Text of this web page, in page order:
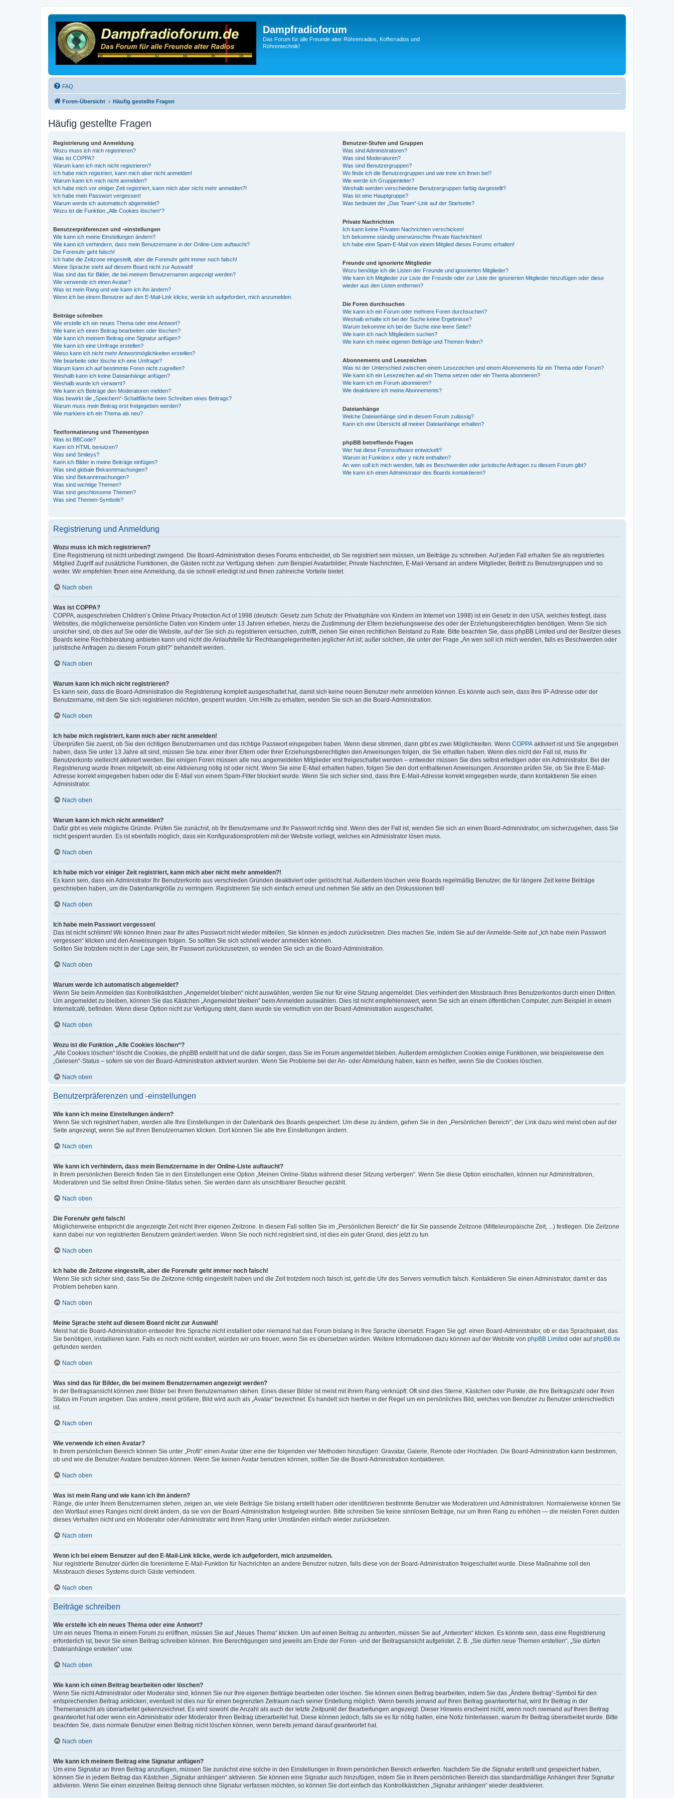
Dampfradioforum
Das Forum für alle Freunde alter Röhrenradios, Kofferradios und
Röhrentechnik!
FAQ
Foren-Übersicht Häufig gestellte Fragen
Häufig gestellte Fragen
Registrierung und Anmeldung
Wozu muss ich mich registrieren?
Was ist COPPA?
Warum kann ich mich nicht registrieren?
Ich habe mich registriert, kann mich aber nicht anmelden!
Warum kann ich mich nicht anmelden?
Ich habe mich vor einiger Zeit registriert, kann mich aber nicht mehr anmelden?!
Ich habe mein Passwort vergessen!
Warum werde ich automatisch abgemeldet?
Wozu ist die Funktion „Alle Cookies löschen“?
Benutzerpräferenzen und -einstellungen
Wie kann ich meine Einstellungen ändern?
Wie kann ich verhindern, dass mein Benutzername in der Online-Liste auftaucht?
Die Forenuhr geht falsch!
Ich habe die Zeitzone eingestellt, aber die Forenuhr geht immer noch falsch!
Meine Sprache steht auf diesem Board nicht zur Auswahl!
Was sind das für Bilder, die bei meinem Benutzernamen angezeigt werden?
Wie verwende ich einen Avatar?
Was ist mein Rang und wie kann ich ihn ändern?
Wenn ich bei einem Benutzer auf den E-Mail-Link klicke, werde ich aufgefordert, mich anzumelden.
Beiträge schreiben
Wie erstelle ich ein neues Thema oder eine Antwort?
Wie kann ich einen Beitrag bearbeiten oder löschen?
Wie kann ich meinem Beitrag eine Signatur anfügen?
Wie kann ich eine Umfrage erstellen?
Wieso kann ich nicht mehr Antwortmöglichkeiten erstellen?
Wie bearbeite oder lösche ich eine Umfrage?
Warum kann ich auf bestimmte Foren nicht zugreifen?
Weshalb kann ich keine Dateianhänge anfügen?
Weshalb wurde ich verwarnt?
Wie kann ich Beiträge den Moderatoren melden?
Was bewirkt die „Speichern“-Schaltfläche beim Schreiben eines Beitrags?
Warum muss mein Beitrag erst freigegeben werden?
Wie markiere ich ein Thema als neu?
Textformatierung und Thementypen
Was ist BBCode?
Kann ich HTML benutzen?
Was sind Smileys?
Kann ich Bilder in meine Beiträge einfügen?
Was sind globale Bekanntmachungen?
Was sind Bekanntmachungen?
Was sind wichtige Themen?
Was sind geschlossene Themen?
Was sind Themen-Symbole?
Benutzer-Stufen und Gruppen
Was sind Administratoren?
Was sind Moderatoren?
Was sind Benutzergruppen?
Wo finde ich die Benutzergruppen und wie trete ich ihnen bei?
Wie werde ich Gruppenleiter?
Weshalb werden verschiedene Benutzergruppen farbig dargestellt?
Was ist eine Hauptgruppe?
Was bedeutet der „Das Team“-Link auf der Startseite?
Private Nachrichten
Ich kann keine Privaten Nachrichten verschicken!
Ich bekomme ständig unerwünschte Private Nachrichten!
Ich habe eine Spam-E-Mail von einem Mitglied dieses Forums erhalten!
Freunde und ignorierte Mitglieder
Wozu benötige ich die Listen der Freunde und ignorierten Mitglieder?
Wie kann ich Mitglieder zur Liste der Freunde oder zur Liste der ignorierten Mitglieder hinzufügen oder diese
wieder aus den Listen entfernen?
Die Foren durchsuchen
Wie kann ich ein Forum oder mehrere Foren durchsuchen?
Weshalb erhalte ich bei der Suche keine Ergebnisse?
Warum bekomme ich bei der Suche eine leere Seite?
Wie kann ich nach Mitgliedern suchen?
Wie kann ich meine eigenen Beiträge und Themen finden?
Abonnements und Lesezeichen
Was ist der Unterschied zwischen einem Lesezeichen und einem Abonnements für ein Thema oder Forum?
Wie kann ich ein Lesezeichen auf ein Thema setzen oder ein Thema abonnieren?
Wie kann ich ein Forum abonnieren?
Wie deaktiviere ich meine Abonnements?
Dateianhänge
Welche Dateianhänge sind in diesem Forum zulässig?
Kann ich eine Übersicht all meiner Dateianhänge erhalten?
phpBB betreffende Fragen
Wer hat diese Forensoftware entwickelt?
Warum ist Funktion x oder y nicht enthalten?
An wen soll ich mich wenden, falls es Beschwerden oder juristische Anfragen zu diesem Forum gibt?
Wie kann ich einen Administrator des Boards kontaktieren?
Registrierung und Anmeldung
Wozu muss ich mich registrieren?
Eine Registrierung ist nicht unbedingt zwingend. Die Board-Administration dieses Forums entscheidet, ob Sie registriert sein müssen, um Beiträge zu schreiben. Auf jeden Fall erhalten Sie als registriertes
Mitglied Zugriff auf zusätzliche Funktionen, die Gästen nicht zur Verfügung stehen: zum Beispiel Avatarbilder, Private Nachrichten, E-Mail-Versand an andere Mitglieder, Beitritt zu Benutzergruppen und so
weiter. Wir empfehlen Ihnen eine Anmeldung, da sie schnell erledigt ist und Ihnen zahlreiche Vorteile bietet.
Nach oben
Was ist COPPA?
COPPA, ausgeschrieben Children’s Online Privacy Protection Act of 1998 (deutsch: Gesetz zum Schutz der Privatsphäre von Kindern im Internet von 1998) ist ein Gesetz in den USA, welches festlegt, dass
Websites, die möglicherweise persönliche Daten von Kindern unter 13 Jahren erheben, hierzu die Zustimmung der Eltern beziehungsweise des oder der Erziehungsberechtigten benötigen. Wenn Sie sich
unsicher sind, ob dies auf Sie oder die Website, auf der Sie sich zu registrieren versuchen, zutrifft, ziehen Sie einen rechtlichen Beistand zu Rate. Bitte beachten Sie, dass phpBB Limited und der Besitzer dieses
Boards keine Rechtsberatung anbieten kann und nicht die Anlaufstelle für Rechtsangelegenheiten jeglicher Art ist; außer solchen, die unter der Frage „An wen soll ich mich wenden, falls es Beschwerden oder
juristische Anfragen zu diesem Forum gibt?“ behandelt werden.
Nach oben
Warum kann ich mich nicht registrieren?
Es kann sein, dass die Board-Administration die Registrierung komplett ausgeschaltet hat, damit sich keine neuen Benutzer mehr anmelden können. Es könnte auch sein, dass Ihre IP-Adresse oder der
Benutzername, mit dem Sie sich registrieren möchten, gesperrt wurden. Um Hilfe zu erhalten, wenden Sie sich an die Board-Administration.
Nach oben
Ich habe mich registriert, kann mich aber nicht anmelden!
Überprüfen Sie zuerst, ob Sie den richtigen Benutzernamen und das richtige Passwort eingegeben haben. Wenn diese stimmen, dann gibt es zwei Möglichkeiten. Wenn COPPA aktiviert ist und Sie angegeben
haben, dass Sie unter 13 Jahre alt sind, müssen Sie bzw. einer Ihrer Eltern oder Ihrer Erziehungsberechtigten den Anweisungen folgen, die Sie erhalten haben. Wenn dies nicht der Fall ist, muss Ihr
Benutzerkonto vielleicht aktiviert werden. Bei einigen Foren müssen alle neu angemeldeten Mitglieder erst freigeschaltet werden – entweder müssen Sie dies selbst erledigen oder ein Administrator. Bei der
Registrierung wurde Ihnen mitgeteilt, ob eine Aktivierung nötig ist oder nicht. Wenn Sie eine E-Mail erhalten haben, folgen Sie den dort enthaltenen Anweisungen. Ansonsten prüfen Sie, ob Sie Ihre E-Mail-
Adresse korrekt eingegeben haben oder die E-Mail von einem Spam-Filter blockiert wurde. Wenn Sie sich sicher sind, dass Ihre E-Mail-Adresse korrekt eingegeben wurde, dann kontaktieren Sie einen
Administrator.
Nach oben
Warum kann ich mich nicht anmelden?
Dafür gibt es viele mögliche Gründe. Prüfen Sie zunächst, ob Ihr Benutzername und Ihr Passwort richtig sind. Wenn dies der Fall ist, wenden Sie sich an einen Board-Administrator, um sicherzugehen, dass Sie
nicht gesperrt wurden. Es ist ebenfalls möglich, dass ein Konfigurationsproblem mit der Website vorliegt, welches ein Administrator lösen muss.
Nach oben
Ich habe mich vor einiger Zeit registriert, kann mich aber nicht mehr anmelden?!
Es kann sein, dass ein Administrator Ihr Benutzerkonto aus verschieden Gründen deaktiviert oder gelöscht hat. Außerdem löschen viele Boards regelmäßig Benutzer, die für längere Zeit keine Beiträge
geschrieben haben, um die Datenbankgröße zu verringern. Registrieren Sie sich einfach erneut und nehmen Sie aktiv an den Diskussionen teil!
Nach oben
Ich habe mein Passwort vergessen!
Das ist nicht schlimm! Wir können Ihnen zwar Ihr altes Passwort nicht wieder mitteilen, Sie können es jedoch zurücksetzen. Dies machen Sie, indem Sie auf der Anmelde-Seite auf „Ich habe mein Passwort
vergessen“ klicken und den Anweisungen folgen. So sollten Sie sich schnell wieder anmelden können.
Sollten Sie trotzdem nicht in der Lage sein, Ihr Passwort zurückzusetzen, so wenden Sie sich an die Board-Administration.
Nach oben
Warum werde ich automatisch abgemeldet?
Wenn Sie beim Anmelden das Kontrollkästchen „Angemeldet bleiben“ nicht auswählen, werden Sie nur für eine Sitzung angemeldet. Dies verhindert den Missbrauch Ihres Benutzerkontos durch einen Dritten.
Um angemeldet zu bleiben, können Sie das Kästchen „Angemeldet bleiben“ beim Anmelden auswählen. Dies ist nicht empfehlenswert, wenn Sie sich an einem öffentlichen Computer, zum Beispiel in einem
Internetcafé, befinden. Wenn diese Option nicht zur Verfügung steht, dann wurde sie vermutlich von der Board-Administration ausgeschaltet.
Nach oben
Wozu ist die Funktion „Alle Cookies löschen“?
„Alle Cookies löschen“ löscht die Cookies, die phpBB erstellt hat und die dafür sorgen, dass Sie im Forum angemeldet bleiben. Außerdem ermöglichen Cookies einige Funktionen, wie beispielsweise den
„Gelesen“-Status – sofern sie von der Board-Administration aktiviert wurden. Wenn Sie Probleme bei der An- oder Abmeldung haben, kann es helfen, wenn Sie die Cookies löschen.
Nach oben
Benutzerpräferenzen und -einstellungen
Wie kann ich meine Einstellungen ändern?
Wenn Sie sich registriert haben, werden alle Ihre Einstellungen in der Datenbank des Boards gespeichert. Um diese zu ändern, gehen Sie in den „Persönlichen Bereich“; der Link dazu wird meist oben auf der
Seite angezeigt, wenn Sie auf Ihren Benutzernamen klicken. Dort können Sie alle Ihre Einstellungen ändern.
Nach oben
Wie kann ich verhindern, dass mein Benutzername in der Online-Liste auftaucht?
In Ihrem persönlichen Bereich finden Sie in den Einstellungen eine Option „Meinen Online-Status während dieser Sitzung verbergen“. Wenn Sie diese Option einschalten, können nur Administratoren,
Moderatoren und Sie selbst Ihren Online-Status sehen. Sie werden dann als unsichtbarer Besucher gezählt.
Nach oben
Die Forenuhr geht falsch!
Möglicherweise entspricht die angezeigte Zeit nicht Ihrer eigenen Zeitzone. In diesem Fall sollten Sie im „Persönlichen Bereich“ die für Sie passende Zeitzone (Mitteleuropäische Zeit, ...) festlegen. Die Zeitzone
kann dabei nur von registrierten Benutzern geändert werden. Wenn Sie noch nicht registriert sind, ist dies ein guter Grund, dies jetzt zu tun.
Nach oben
Ich habe die Zeitzone eingestellt, aber die Forenuhr geht immer noch falsch!
Wenn Sie sich sicher sind, dass Sie die Zeitzone richtig eingestellt haben und die Zeit trotzdem noch falsch ist, geht die Uhr des Servers vermutlich falsch. Kontaktieren Sie einen Administrator, damit er das
Problem beheben kann.
Nach oben
Meine Sprache steht auf diesem Board nicht zur Auswahl!
Meist hat die Board-Administration entweder Ihre Sprache nicht installiert oder niemand hat das Forum bislang in Ihre Sprache übersetzt. Fragen Sie ggf. einen Board-Administrator, ob er das Sprachpaket, das
Sie benötigen, installieren kann. Falls es noch nicht existiert, würden wir uns freuen, wenn Sie es übersetzen würden. Weitere Informationen dazu können auf der Website von phpBB Limited oder aufphpBB.de
gefunden werden.
Nach oben
Was sind das für Bilder, die bei meinem Benutzernamen angezeigt werden?
In der Beitragsansicht können zwei Bilder bei Ihrem Benutzernamen stehen. Eines dieser Bilder ist meist mit Ihrem Rang verknüpft: Oft sind dies Sterne, Kästchen oder Punkte, die Ihre Beitragszahl oder Ihren
Status im Forum angeben. Das andere, meist größere, Bild wird auch als „Avatar“ bezeichnet. Es handelt sich hierbei in der Regel um ein persönliches Bild, welches von Benutzer zu Benutzer unterschiedlich
ist.
Nach oben
Wie verwende ich einen Avatar?
In Ihrem persönlichen Bereich können Sie unter „Profil“ einen Avatar über eine der folgenden vier Methoden hinzufügen: Gravatar, Galerie, Remote oder Hochladen. Die Board-Administration kann bestimmen,
ob und wie die Benutzer Avatare benutzen können. Wenn Sie keinen Avatar benutzen können, sollten Sie die Board-Administration kontaktieren.
Nach oben
Was ist mein Rang und wie kann ich ihn ändern?
Ränge, die unter Ihrem Benutzernamen stehen, zeigen an, wie viele Beiträge Sie bislang erstellt haben oder identifizieren bestimmte Benutzer wie Moderatoren und Administratoren. Normalerweise können Sie
den Wortlaut eines Ranges nicht direkt ändern, da sie von der Board-Administration festgelegt wurden. Bitte schreiben Sie keine sinnlosen Beiträge, nur um Ihren Rang zu erhöhen — die meisten Foren dulden
dieses Verhalten nicht und ein Moderator oder Administrator wird Ihren Rang unter Umständen einfach wieder zurücksetzen.
Nach oben
Wenn ich bei einem Benutzer auf den E-Mail-Link klicke, werde ich aufgefordert, mich anzumelden.
Nur registrierte Benutzer dürfen die foreninterne E-Mail-Funktion für Nachrichten an andere Benutzer nutzen, falls diese von der Board-Administration freigeschaltet wurde. Diese Maßnahme soll den
Missbrauch dieses Systems durch Gäste verhindern.
Nach oben
Beiträge schreiben
Wie erstelle ich ein neues Thema oder eine Antwort?
Um ein neues Thema in einem Forum zu eröffnen, müssen Sie auf „Neues Thema“ klicken. Um auf einen Beitrag zu antworten, müssen Sie auf „Antworten“ klicken. Es könnte sein, dass eine Registrierung
erforderlich ist, bevor Sie einen Beitrag schreiben können. Ihre Berechtigungen sind jeweils am Ende der Foren- und der Beitragsansicht aufgelistet. Z. B. „Sie dürfen neue Themen erstellen“, „Sie dürfen
Dateianhänge erstellen“ usw.
Nach oben
Wie kann ich einen Beitrag bearbeiten oder löschen?
Wenn Sie nicht Administrator oder Moderator sind, können Sie nur Ihre eigenen Beiträge bearbeiten oder löschen. Sie können einen Beitrag bearbeiten, indem Sie das „Ändere Beitrag“-Symbol für den
entsprechenden Beitrag anklicken; eventuell ist dies nur für einen begrenzten Zeitraum nach seiner Erstellung möglich. Wenn bereits jemand auf Ihren Beitrag geantwortet hat, wird Ihr Beitrag in der
Themenansicht als überarbeitet gekennzeichnet. Es wird sowohl die Anzahl als auch der letzte Zeitpunkt der Bearbeitungen angezeigt. Dieser Hinweis erscheint nicht, wenn noch niemand auf Ihren Beitrag
geantwortet hat oder wenn ein Administrator oder Moderator Ihren Beitrag überarbeitet hat. Diese können jedoch, falls sie es für nötig halten, eine Notiz hinterlassen, warum Ihr Beitrag überarbeitet wurde. Bitte
beachten Sie, dass normale Benutzer einen Beitrag nicht löschen können, wenn bereits jemand darauf geantwortet hat.
Nach oben
Wie kann ich meinem Beitrag eine Signatur anfügen?
Um eine Signatur an Ihren Beitrag anzufügen, müssen Sie zunächst eine solche in den Einstellungen in Ihrem persönlichen Bereich entwerfen. Nachdem Sie die Signatur erstellt und gespeichert haben,
können Sie in jedem Beitrag das Kästchen „Signatur anhängen“ aktivieren. Sie können eine Signatur auch hinzufügen, indem Sie in Ihrem persönlichen Bereich das standardmäßige Anhängen Ihrer Signatur
aktivieren. Wenn Sie einen einzelnen Beitrag dennoch ohne Signatur verfassen möchten, so können Sie dort einfach das Kontrollkästchen „Signatur anhängen“ wieder deaktivieren.